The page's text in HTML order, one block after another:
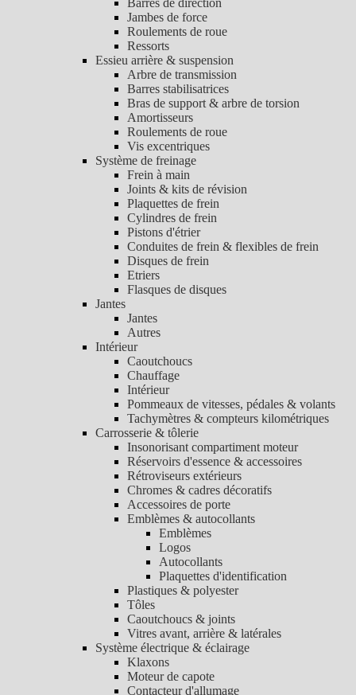
Barres de direction
Jambes de force
Roulements de roue
Ressorts
Essieu arrière & suspension
Arbre de transmission
Barres stabilisatrices
Bras de support & arbre de torsion
Amortisseurs
Roulements de roue
Vis excentriques
Système de freinage
Frein à main
Joints & kits de révision
Plaquettes de frein
Cylindres de frein
Pistons d'étrier
Conduites de frein & flexibles de frein
Disques de frein
Etriers
Flasques de disques
Jantes
Jantes
Autres
Intérieur
Caoutchoucs
Chauffage
Intérieur
Pommeaux de vitesses, pédales & volants
Tachymètres & compteurs kilométriques
Carrosserie & tôlerie
Insonorisant compartiment moteur
Réservoirs d'essence & accessoires
Rétroviseurs extérieurs
Chromes & cadres décoratifs
Accessoires de porte
Emblèmes & autocollants
Emblèmes
Logos
Autocollants
Plaquettes d'identification
Plastiques & polyester
Tôles
Caoutchoucs & joints
Vitres avant, arrière & latérales
Système électrique & éclairage
Klaxons
Moteur de capote
Contacteur d'allumage